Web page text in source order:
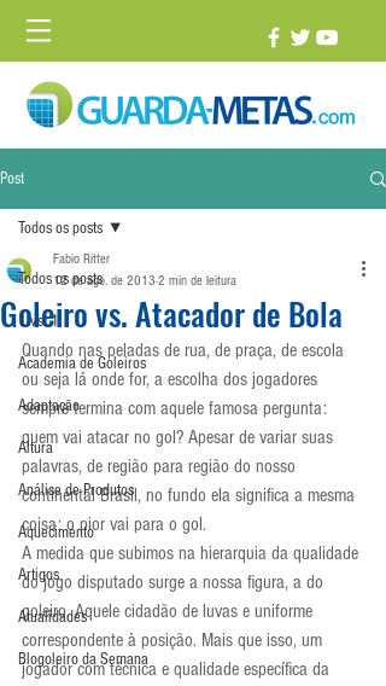
Post
Todos os posts
1 vs. 1
Academia de Goleiros
Adaptação
Altura
Análise de Produtos
Aquecimento
Artigos
Atualidades
Blogoleiro da Semana
Todos os posts
Goleiro vs. Atacador de Bola
Fabio Ritter
12 de ago. de 2013 2 min de leitura
Quando nas peladas de rua, de praça, de escola
ou seja lá onde for, a escolha dos jogadores
sempre termina com aquele famosa pergunta:
quem vai atacar no gol? Apesar de variar suas
palavras, de região para região do nosso
continental Brasil, no fundo ela significa a mesma
coisa: o pior vai para o gol.
A medida que subimos na hierarquia da qualidade
do jogo disputado surge a nossa figura, a do
goleiro. Aquele cidadão de luvas e uniforme
correspondente à posição. Mais que isso, um
jogador com técnica e qualidade específica da